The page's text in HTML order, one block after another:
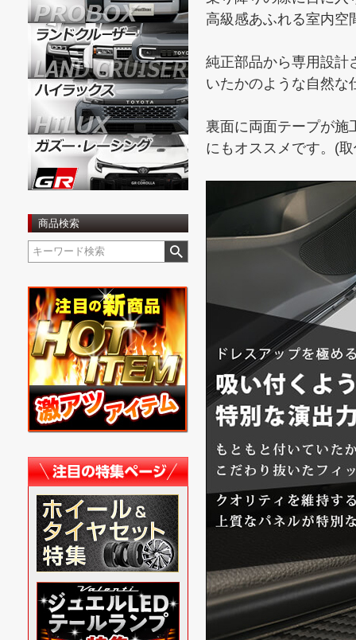
商品検索
高級感あふれる室内空
純正部品から専用設計
いたかのような自然な
裏面に両面テープが施
にもオススメです。(